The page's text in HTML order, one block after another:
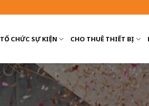
TỔ CHỨC SỰ KIỆN CHO THUÊ THIẾT BỊ